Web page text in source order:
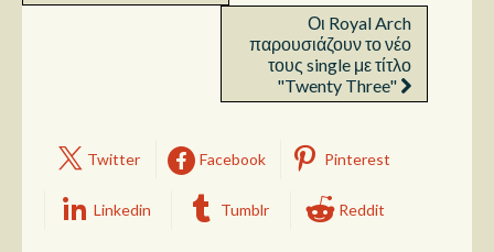
Οι Royal Arch
παρουσιάζουν το νέο
τους single με τίτλο
"Twenty Three"
Twitter Facebook Pinterest
Linkedin Tumblr Reddit